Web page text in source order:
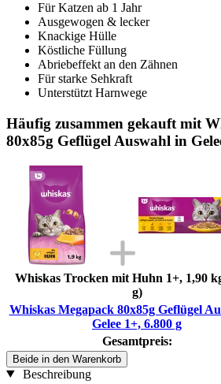
Für Katzen ab 1 Jahr
Ausgewogen & lecker
Knackige Hülle
Köstliche Füllung
Abriebeffekt an den Zähnen
Für starke Sehkraft
Unterstützt Harnwege
Häufig zusammen gekauft mit
80x85g Geflügel Auswahl in
Whiskas Trocken mit Huhn 1+, 1,90
g)
Whiskas Megapack 80x85g Geflügel
Gelee 1+, 6.800 g
Gesamtpreis:
Beide in den Warenkorb
Beschreibung